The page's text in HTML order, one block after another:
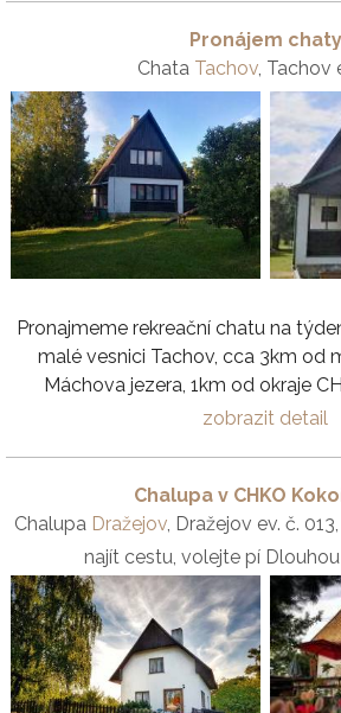
Pronájem chaty
Chata Tachov, Tachov
Pronajmeme rekreační chatu na
malé vesnici Tachov, cca 3km od
Máchova jezera, 1km od okraje
zobrazit detail
Chalupa v CHKO
Chalupa Dražejov, Dražejov ev. č.
najít cestu, volejte pí